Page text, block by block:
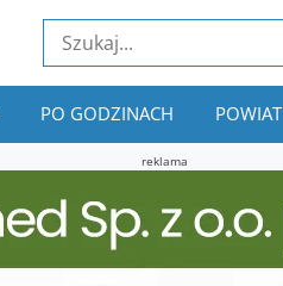
PO GODZINACH POWIAT
reklama